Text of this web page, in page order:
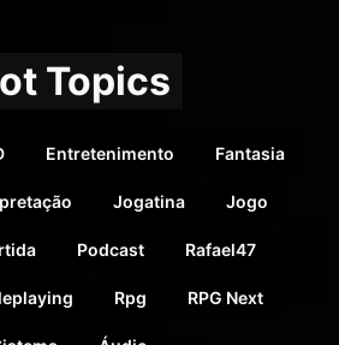
Topics
Entretenimento Fantasia
Jogatina Jogo
Podcast Rafael47
Rpg RPG Next